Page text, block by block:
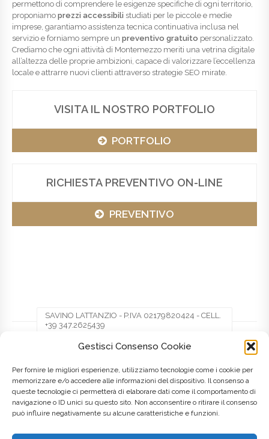
Gestisci Consenso Cookie
Per fornire le migliori esperienze, utilizziamo tecnologie come i cookie per
memorizzare e/o accedere alle informazioni del dispositivo. Il consenso a
queste tecnologie ci permetterà di elaborare dati come il comportamento di
navigazione o ID unici su questo sito. Non acconsentire o ritirare il consenso
può influire negativamente su alcune caratteristiche e funzioni.
permettono di comprendere le esigenze specifiche di ogni territorio,
proponiamo prezzi accessibili studiati per le piccole e medie
imprese, garantiamo assistenza tecnica continuativa inclusa nel
servizio e forniamo sempre un preventivo gratuito personalizzato.
Crediamo che ogni attività di Montemezzo meriti una vetrina digitale
all’altezza delle proprie ambizioni, capace di valorizzare l’eccellenza
locale e attrarre nuovi clienti attraverso strategie SEO mirate.
VISITA IL NOSTRO PORTFOLIO
PORTFOLIO
RICHIESTA PREVENTIVO ON-LINE
PREVENTIVO
SAVINO LATTANZIO - P.IVA 02179820424 - CELL.
+39 347.2625439
Facebook Twitter Pinterest
LinkedIn
Posted on 8 Maggio 2016